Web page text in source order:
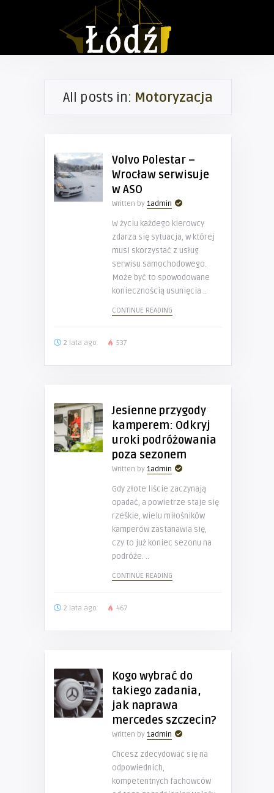
All posts in: Motoryzacja
Volvo Polestar –
Wrocław serwisuje
w ASO
Written by 1admin
W życiu każdego kierowcy
zdarza się sytuacja, w której
musi skorzystać z usług
serwisu samochodowego.
Może być to spowodowane
koniecznością usunięcia ..
CONTINUE READING
2 lata ago 537
Jesienne przygody
kamperem: Odkryj
uroki podróżowania
poza sezonem
Written by 1admin
Gdy złote liście zaczynają
opadać, a powietrze staje się
rześkie, wielu miłośników
kamperów zastanawia się,
czy to już koniec sezonu na
podróże. ..
CONTINUE READING
2 lata ago 467
Kogo wybrać do
takiego zadania,
jak naprawa
mercedes szczecin?
Written by 1admin
Chcesz zdecydować się na
odpowiednich,
kompetentnych fachowców